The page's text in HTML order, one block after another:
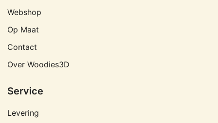
Webshop
Op Maat
Contact
Over Woodies3D
Service
Levering